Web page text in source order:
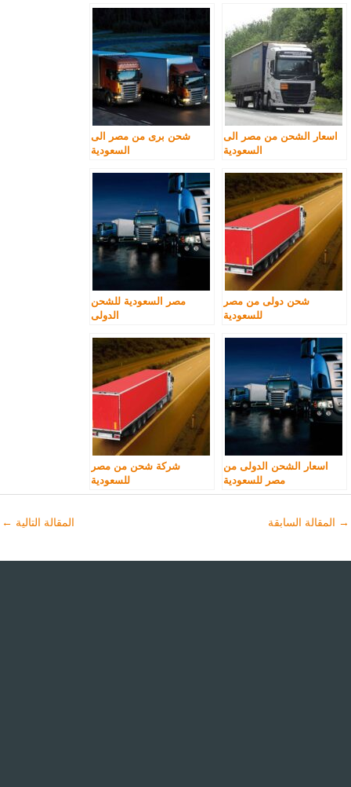
اسعار الشحن من مصر الى
السعودية
شحن برى من مصر الى
السعودية
شحن دولى من مصر
للسعودية
مصر السعودية للشحن
الدولى
اسعار الشحن الدولى من
مصر للسعودية
شركة شحن من مصر
للسعودية
→ المقالة السابقة المقالة التالية ←